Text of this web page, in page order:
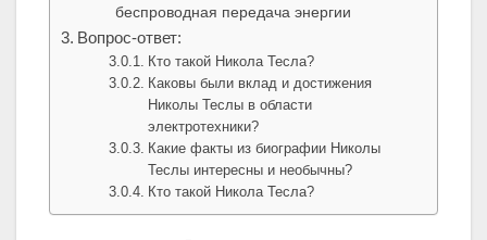
беспроводная передача энергии
Вопрос-ответ:
Кто такой Никола Тесла?
Каковы были вклад и достижения
Николы Теслы в области
электротехники?
Какие факты из биографии Николы
Теслы интересны и необычны?
Кто такой Никола Тесла?